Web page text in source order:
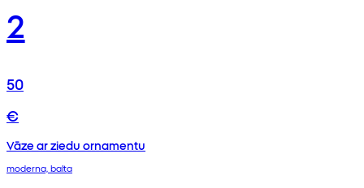
2
50
€
Vāze ar ziedu ornamentu
moderna, balta